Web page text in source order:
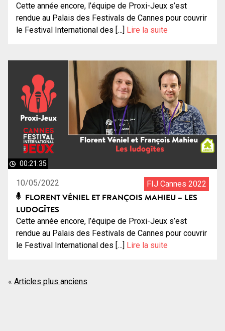
Cette année encore, l’équipe de Proxi-Jeux s’est
rendue au Palais des Festivals de Cannes pour couvrir
le Festival International des […] Lire la suite
00:21:35
10/05/2022 FIJ Cannes 2022
FLORENT VÉNIEL ET FRANÇOIS MAHIEU – LES
LUDOGÎTES
Cette année encore, l’équipe de Proxi-Jeux s’est
rendue au Palais des Festivals de Cannes pour couvrir
le Festival International des […] Lire la suite
Navigation
Articles plus anciens